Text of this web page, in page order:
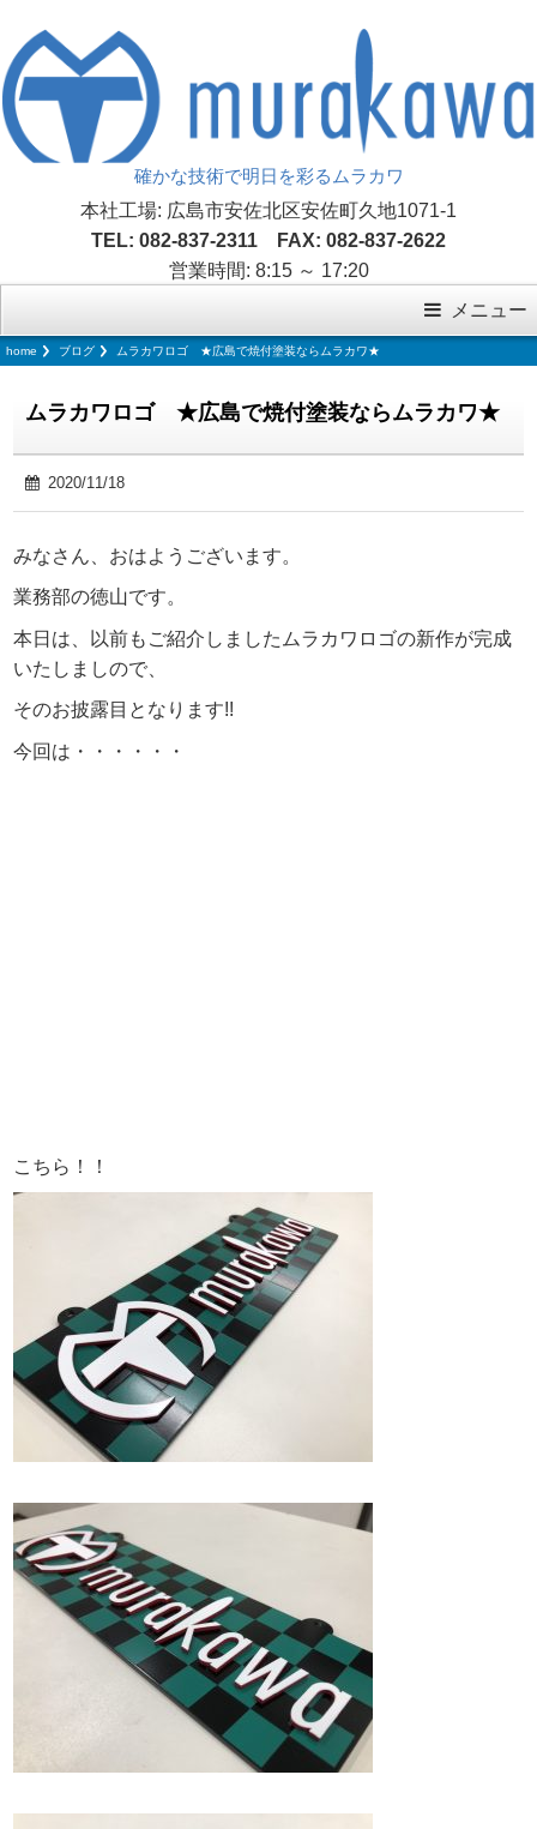
確かな技術で明日を彩るムラカワ
本社工場: 広島市安佐北区安佐町久地1071-1
TEL: 082-837-2311 FAX: 082-837-2622
営業時間: 8:15 ～ 17:20
メニュー
home ブログ ムラカワロゴ ★広島で焼付塗装ならムラカワ★
ムラカワロゴ ★広島で焼付塗装ならムラカワ★
2020/11/18
みなさん、おはようございます。
業務部の徳山です。
本日は、以前もご紹介しましたムラカワロゴの新作が完成
いたしましので、
そのお披露目となります!!
今回は・・・・・・
こちら！！